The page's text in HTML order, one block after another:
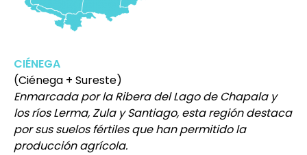
CIÉNEGA
(Ciénega + Sureste)
Enmarcada por la Ribera del Lago de Chapala y
los ríos Lerma, Zula y Santiago, esta región destaca
por sus suelos fértiles que han permitido la
producción agrícola.